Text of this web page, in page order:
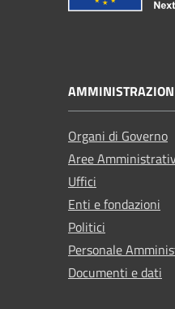
Organi di Governo
Aree
Uffici
Enti e fondazioni
Politici
Personale
Documenti e dati